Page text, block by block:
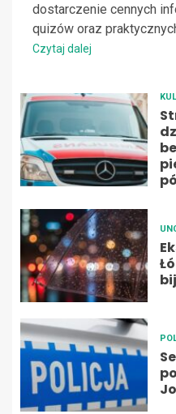
dostarczenie cennych
quizów oraz
Czytaj dalej